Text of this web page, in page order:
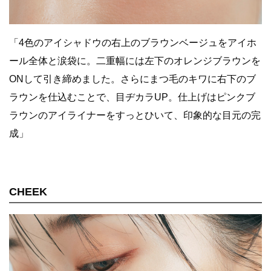
「4色のアイシャドウの右上のブラウンベージュをアイホ
ール全体と涙袋に。二重幅には左下のオレンジブラウンを
ONして引き締めました。さらにまつ毛のキワに右下のブ
ラウンを仕込むことで、目ヂカラUP。仕上げはピンクブ
ラウンのアイライナーをすっとひいて、印象的な目元の完
成」
CHEEK